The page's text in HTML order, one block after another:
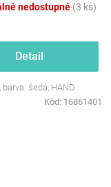
nedostupné (3 ks)
Detail
šedá, HAND
Kód: 16861401